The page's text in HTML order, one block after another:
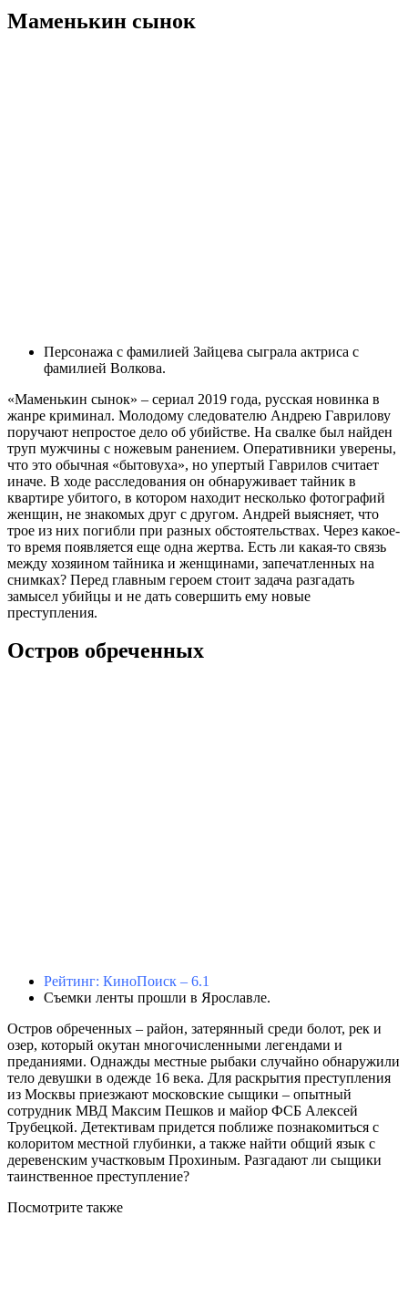
Маменькин сынок
Персонажа с фамилией Зайцева сыграла актриса с
фамилией Волкова.
«Маменькин сынок» – сериал 2019 года, русская новинка в
жанре криминал. Молодому следователю Андрею Гаврилову
поручают непростое дело об убийстве. На свалке был найден
труп мужчины с ножевым ранением. Оперативники уверены,
что это обычная «бытовуха», но упертый Гаврилов считает
иначе. В ходе расследования он обнаруживает тайник в
квартире убитого, в котором находит несколько фотографий
женщин, не знакомых друг с другом. Андрей выясняет, что
трое из них погибли при разных обстоятельствах. Через какое-
то время появляется еще одна жертва. Есть ли какая-то связь
между хозяином тайника и женщинами, запечатленных на
снимках? Перед главным героем стоит задача разгадать
замысел убийцы и не дать совершить ему новые
преступления.
Остров обреченных
Рейтинг: КиноПоиск – 6.1
Съемки ленты прошли в Ярославле.
Остров обреченных – район, затерянный среди болот, рек и
озер, который окутан многочисленными легендами и
преданиями. Однажды местные рыбаки случайно обнаружили
тело девушки в одежде 16 века. Для раскрытия преступления
из Москвы приезжают московские сыщики – опытный
сотрудник МВД Максим Пешков и майор ФСБ Алексей
Трубецкой. Детективам придется поближе познакомиться с
колоритом местной глубинки, а также найти общий язык с
деревенским участковым Прохиным. Разгадают ли сыщики
таинственное преступление?
Посмотрите также